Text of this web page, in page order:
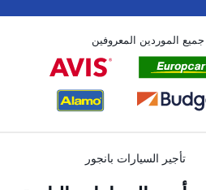
الموردين المعروفين
تأجير السيارات بانجور